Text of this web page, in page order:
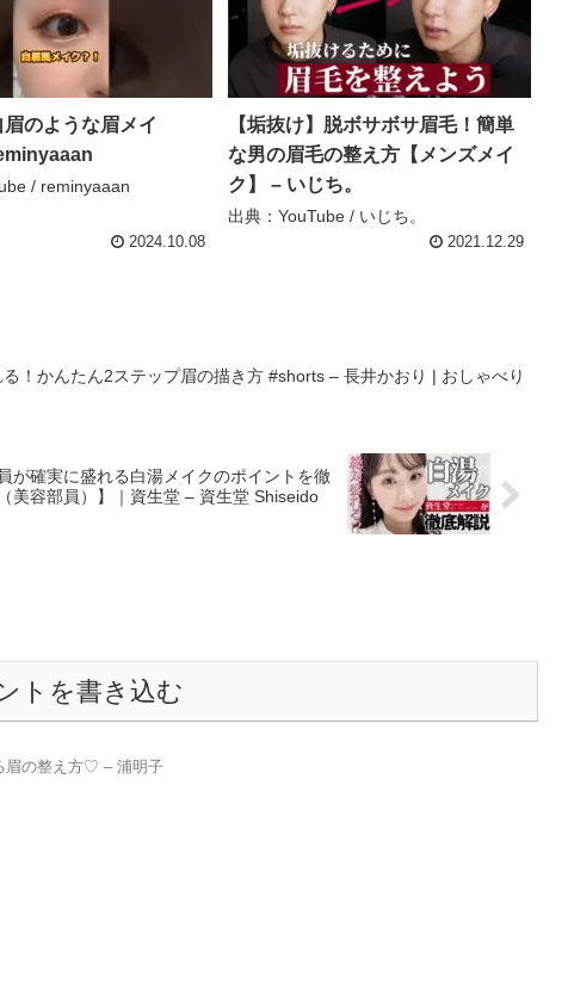
のような眉メイ
/ reminyaaan
2024.10.08
【垢抜け】脱ボサボサ眉毛！簡単
な男の眉毛の整え方【メンズメイ
ク】 – いじち。
出典：YouTube / いじち。
2021.12.29
！かんたん2ステップ眉の描き方 #shorts – 長井かおり | おしゃべり
が確実に盛れる白湯メイクのポイントを徹
美容部員）】｜資生堂 – 資生堂 Shiseido
トを書き込む
眉の整え方♡ – 浦明子